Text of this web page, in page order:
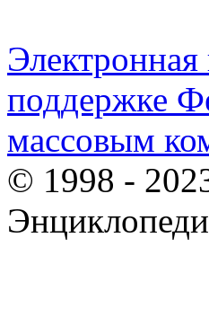
поддержке
массовым
© 1998 -